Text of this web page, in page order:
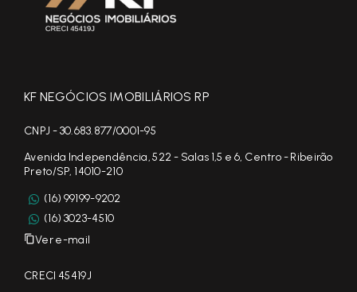
KF NEGÓCIOS IMOBILIÁRIOS RP
CNPJ - 30.683.877/0001-95
Avenida Independência, 522 - Salas 1,5 e 6, Centro - Ribeirão
Preto/SP, 14010-210
(16) 99199-9202
(16) 3023-4510
Ver e-mail
CRECI 45419J